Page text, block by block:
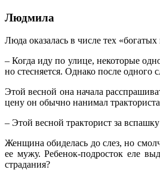
Людмила
Люда оказалась в числе тех
– Когда иду по улице, некоторые
но стесняется. Однако после одного
Этой весной она начала
цену он обычно нанимал
– Этой весной тракторист за
Женщина обиделась до слез, но
ее мужу. Ребенок-подросток еле
страдания?